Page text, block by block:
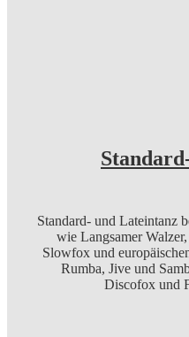
Standard- und Lateintanz
wie Langsamer
Slowfox und
Rumba, Jive und
Discofox und